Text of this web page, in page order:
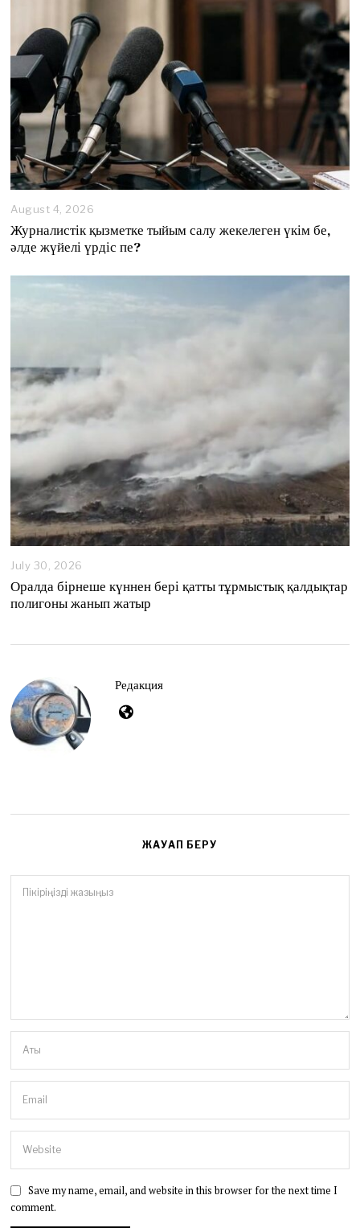
August 4, 2026
g
u
6
Журналистік қызметке тыйым салу жекелеген үкім бе,
әлде жүйелі үрдіс пе?
July 30, 2026
Оралда бірнеше күннен бері қатты тұрмыстық қалдықтар
полигоны жанып жатыр
Редакция
ЖАУАП БЕРУ
Save my name, email, and website in this browser for the next time I
comment.